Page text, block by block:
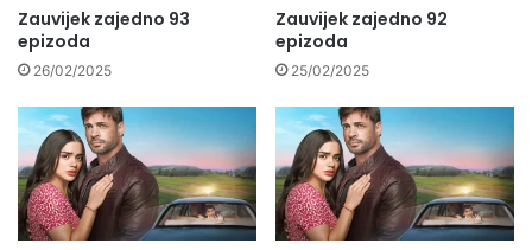
Zauvijek zajedno 93
epizoda
26/02/2025
Zauvijek zajedno 92
epizoda
25/02/2025